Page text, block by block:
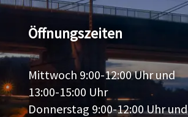
Öffnungszeiten
Mittwoch 9:00-12:00 Uhr und
13:00-15:00 Uhr
Donnerstag 9:00-12:00 Uhr und